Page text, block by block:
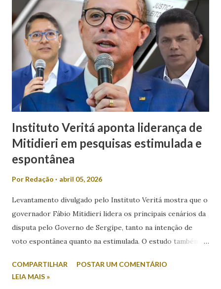
sociais, Laís afirmou que discursos desse tipo contribuem
para o desrespeito e a exclusão das mulheres dos espaços
de poder. “Em meio a muitos casos de feminicídio,
misoginia e desrespeito, tem pré-candidato espalhando
machismo com as mulheres. Mulher em política, esqueça! É
isso que Valmir de Francisquinho disse ao ser questionado
se a sua mulher poderia ser uma...
Instituto Veritá aponta liderança de
Mitidieri em pesquisas estimulada e
espontânea
Por Redação abril 05, 2026
Levantamento divulgado pelo Instituto Veritá mostra que o
governador Fábio Mitidieri lidera os principais cenários da
disputa pelo Governo de Sergipe, tanto na intenção de
voto espontânea quanto na estimulada. O estudo também
colocados. Na intenção espontânea, quando o eleitor
COMPARTILHAR
POSTAR UM COMENTÁRIO
LEIA MAIS »